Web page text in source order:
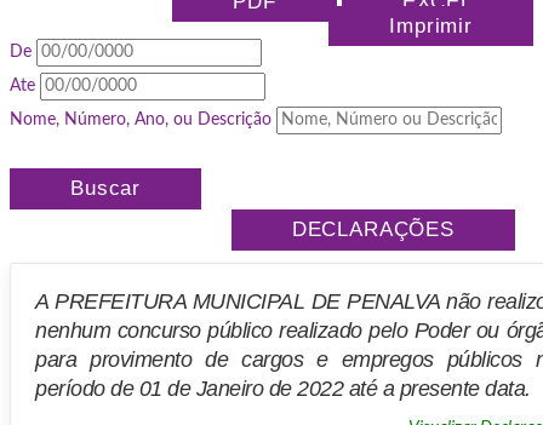
Imprimir
De
Ate
Nome, Número, Ano, ou Descrição
Buscar
DECLARAÇÕES
A PREFEITURA MUNICIPAL DE PENALVA não
nenhum concurso público realizado pelo Poder ou
para provimento de cargos e empregos públicos
período de 01 de Janeiro de 2022 até a presente data.